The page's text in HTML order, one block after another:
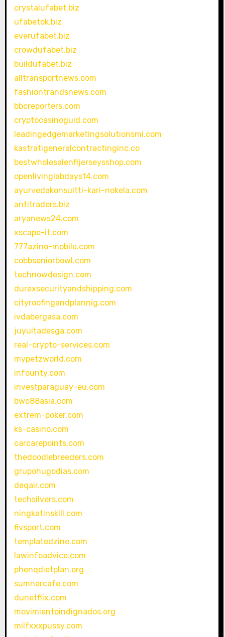
crystalufabet.biz
ufabetok.biz
everufabet.biz
crowdufabet.biz
buildufabet.biz
alltransportnews.com
fashiontrandsnews.com
bbcreporters.com
cryptocasinoguid.com
leadingedgemarketingsolutionsmi.com
kastratigeneralcontractinginc.co
bestwholesalenfljerseysshop.com
openlivinglabdays14.com
ayurvedakonsultti-kari-nokela.com
antitraders.biz
aryanews24.com
xscape-it.com
777azino-mobile.com
cobbseniorbowl.com
technowdesign.com
durexsecurityandshipping.com
cityroofingandplannig.com
ivdabergasa.com
juyultadesga.com
real-crypto-services.com
mypetzworld.com
infounty.com
investparaguay-eu.com
bwc88asia.com
extrem-poker.com
ks-casino.com
carcarepoints.com
thedoodlebreeders.com
grupohugodias.com
deqair.com
techsilvers.com
ningkatinskill.com
fivsport.com
templatedzine.com
lawinfoadvice.com
phenqdietplan.org
sumnercafe.com
dunetflix.com
movimientoindignados.org
milfxxxpussy.com